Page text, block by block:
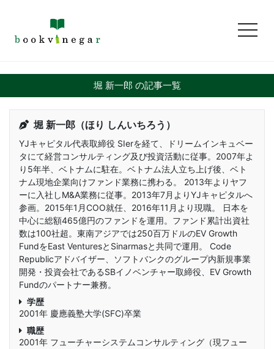
堀 新一郎 の記事一覧
堀 新一郎（ほり しんいちろう）
YJキャピタル代表取締役 SIerを経て、ドリームインキュベー
タにて経営コンサルティング及び投資活動に従事。2007年よ
り5年半、ベトナムに駐在。ベトナム法人立ち上げ後、ベト
ナム現地企業向けファンド業務に携わる。 2013年よりヤフ
ーに入社しM&A業務に従事。2013年7月よりYJキャピタルへ
参画。2015年1月COO就任、2016年11月より現職。 日本を
中心に総額465億円のファンドを運用。ファンド累計出資社
数は100社超。東南アジアでは250百万ドルのEV Growth
FundをEast VenturesとSinarmasと共同で運用。 Code
Republicアドバイザー、ソフトバンクのグループ内新規事業
開発・投資会社であるSBイノベンチャー取締役、EV Growth
Fundのパートナー兼務。
学歴
2001年 慶應義塾大学(SFC)卒業
職歴
2001年 フューチャーシステムコンサルティング（現フュー